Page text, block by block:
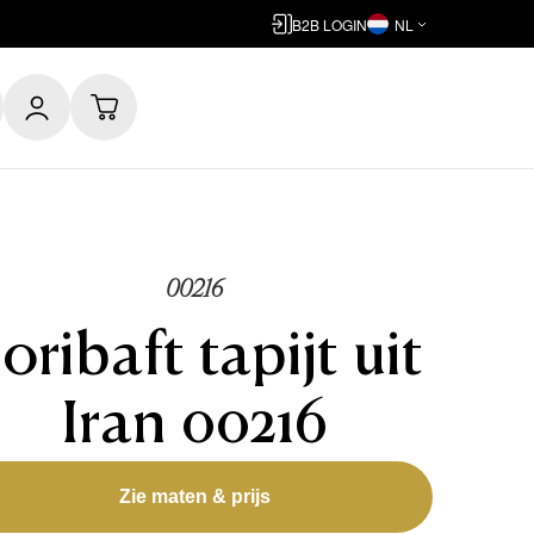
B2B LOGIN NL
00216
tapijt uit
Iran 00216
Zie maten & prijs